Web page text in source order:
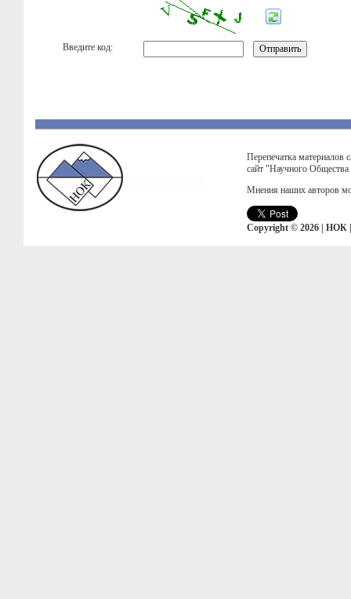
Введите код:
Перепечатка материалов
сайт "Научного
Мнения наших авторов
Copyright © 2026 | НОК